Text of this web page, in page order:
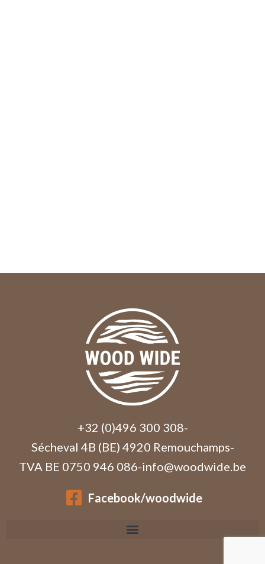
+32 (0)496 300 308-
Sécheval 4B (BE) 4920 Remouchamps-
TVA BE 0750 946 086-info@woodwide.be
Facebook/woodwide